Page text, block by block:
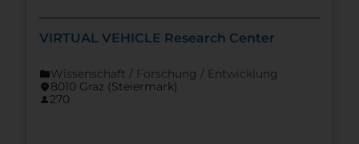
VIRTUAL VEHICLE Research Center
folderWissenschaft / Forschung / Entwicklung
location_on8010 Graz (Steier­mark)
person270